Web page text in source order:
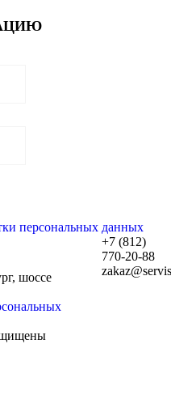
персональных данных
шоссе
+7 (812)
770-20-88